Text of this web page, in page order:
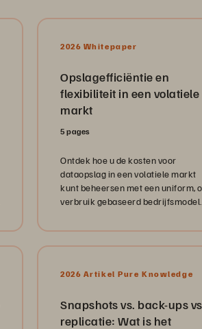
2026 Whitepaper
Opslagefficiëntie en
flexibiliteit in een volatiele
markt
5 pages
Ontdek hoe u de kosten voor
dataopslag in een volatiele markt
kunt beheersen met een uniform,
verbruik gebaseerd bedrijfsmodel
controle verbetert.
2026 Artikel Pure Knowledge
Snapshots vs. back-ups
replicatie: Wat is het